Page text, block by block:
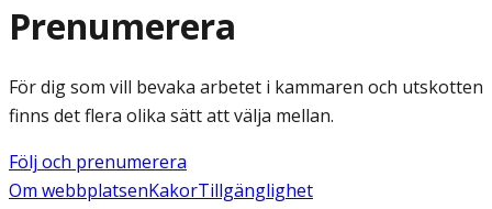
Prenumerera
För dig som vill bevaka arbetet i kammaren och utskotten
finns det flera olika sätt att välja mellan.
Följ och prenumerera
Om webbplatsenKakorTillgänglighet